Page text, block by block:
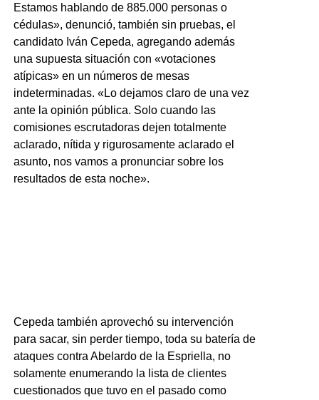
Estamos hablando de 885.000 personas o
cédulas», denunció, también sin pruebas, el
candidato Iván Cepeda, agregando además
una supuesta situación con «votaciones
atípicas» en un números de mesas
indeterminadas. «Lo dejamos claro de una vez
ante la opinión pública. Solo cuando las
comisiones escrutadoras dejen totalmente
aclarado, nítida y rigurosamente aclarado el
asunto, nos vamos a pronunciar sobre los
resultados de esta noche».
Cepeda también aprovechó su intervención
para sacar, sin perder tiempo, toda su batería de
ataques contra Abelardo de la Espriella, no
solamente enumerando la lista de clientes
cuestionados que tuvo en el pasado como